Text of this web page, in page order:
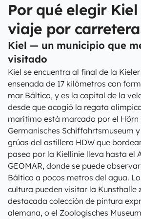
Por qué elegir
viaje por carretera
Kiel — un municipio que
visitado
Kiel se encuentra al final de la
ensenada de 17 kilómetros con
mar Báltico, y es la capital de la
desde que acogió la regata
marítimo está marcado por el Hörn
Germanisches Schiffahrtsmuseum
grúas del astillero HDW que
paseo por la Kiellinie lleva hasta el
GEOMAR, donde se puede
Báltico a pocos metros del agua.
cultura pueden visitar la Kunsthalle
destacada colección de pintura
alemana, o el Zoologisches